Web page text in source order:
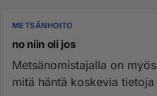
METSÄNHOITO
no niin oli jos
Metsänomistajalla on
mitä häntä koskevia